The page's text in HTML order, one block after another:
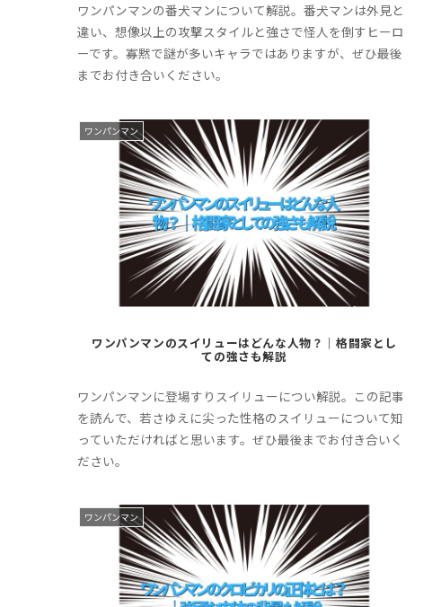
ワンパンマンの番犬マンについて解説。番犬マンは外見と
違い、想像以上の攻撃スタイルと強さで怪人を倒すヒーロ
ーです。寡黙で謎が多いキャラではありますが、ぜひ最後
までお付き合いください。
ワンパンマン
ワンパンマンのスイリューはどんな人物？｜格闘家とし
ての強さも解説
ワンパンマンに登場すりスイリューについ解説。この記事
を読んで、若さゆえに尖った性格のスイリューについて知
っていただければと思います。ぜひ最後までお付き合いく
ださい。
ワンパンマン